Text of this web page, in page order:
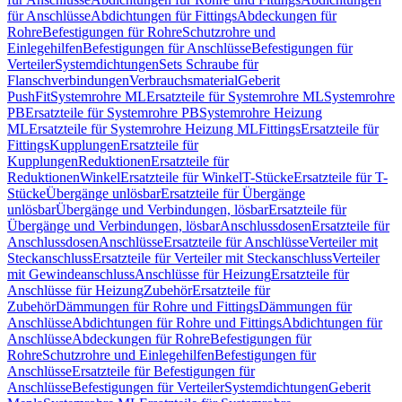
für AnschlüsseAbdichtungen für FittingsAbdeckungen für
RohreBefestigungen für RohreSchutzrohre und
EinlegehilfenBefestigungen für AnschlüsseBefestigungen für
VerteilerSystemdichtungenSets Schraube für
FlanschverbindungenVerbrauchsmaterialGeberit
PushFitSystemrohre MLErsatzteile für Systemrohre MLSystemrohre
PBErsatzteile für Systemrohre PBSystemrohre Heizung
MLErsatzteile für Systemrohre Heizung MLFittingsErsatzteile für
FittingsKupplungenErsatzteile für
KupplungenReduktionenErsatzteile für
ReduktionenWinkelErsatzteile für WinkelT-StückeErsatzteile für T-
StückeÜbergänge unlösbarErsatzteile für Übergänge
unlösbarÜbergänge und Verbindungen, lösbarErsatzteile für
Übergänge und Verbindungen, lösbarAnschlussdosenErsatzteile für
AnschlussdosenAnschlüsseErsatzteile für AnschlüsseVerteiler mit
SteckanschlussErsatzteile für Verteiler mit SteckanschlussVerteiler
mit GewindeanschlussAnschlüsse für HeizungErsatzteile für
Anschlüsse für HeizungZubehörErsatzteile für
ZubehörDämmungen für Rohre und FittingsDämmungen für
AnschlüsseAbdichtungen für Rohre und FittingsAbdichtungen für
AnschlüsseAbdeckungen für RohreBefestigungen für
RohreSchutzrohre und EinlegehilfenBefestigungen für
AnschlüsseErsatzteile für Befestigungen für
AnschlüsseBefestigungen für VerteilerSystemdichtungenGeberit